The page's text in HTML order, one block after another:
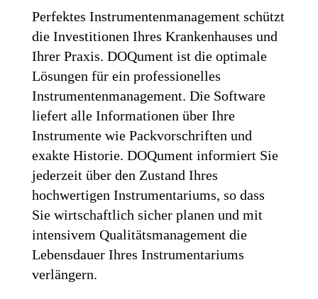
Perfektes Instrumentenmanagement schützt
die Investitionen Ihres Krankenhauses und
Ihrer Praxis. DOQument ist die optimale
Lösungen für ein professionelles
Instrumentenmanagement. Die Software
liefert alle Informationen über Ihre
Instrumente wie Packvorschriften und
exakte Historie. DOQument informiert Sie
jederzeit über den Zustand Ihres
hochwertigen Instrumentariums, so dass
Sie wirtschaftlich sicher planen und mit
intensivem Qualitätsmanagement die
Lebensdauer Ihres Instrumentariums
verlängern.